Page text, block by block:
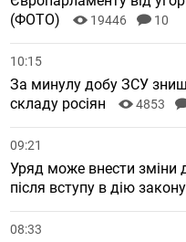
(ФОТО)
19446 10
10:15
За минулу добу ЗСУ
складу росіян
4853
09:21
Уряд може внести зміни
після вступу в дію
08:33